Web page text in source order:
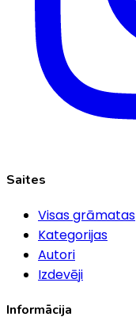
Saites
Visas grāmatas
Kategorijas
Autori
Izdevēji
Informācija